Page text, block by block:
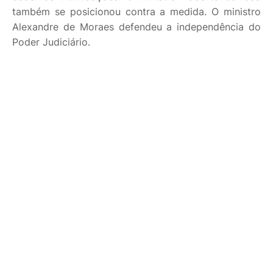
também se posicionou contra a medida. O ministro
Alexandre de Moraes defendeu a independência do
Poder Judiciário.